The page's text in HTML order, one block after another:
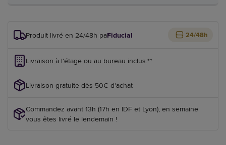
Produit livré en 24/48h parFiducial 24/48h
Livraison à l'étage ou au bureau inclus.**
Livraison gratuite dès 50€ d'achat
Commandez avant 13h (17h en IDF et Lyon), en semaine
vous êtes livré le lendemain !